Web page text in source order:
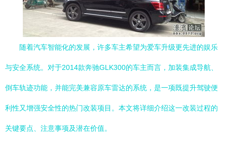
随着汽车智能化的发展，许多车主希望为爱车升级更先进的娱乐
与安全系统。对于2014款奔驰GLK300的车主而言，加装集成导航、
倒车轨迹功能，并能完美兼容原车雷达的系统，是一项既提升驾驶便
利性又增强安全性的热门改装项目。本文将详细介绍这一改装过程的
关键要点、注意事项及潜在价值。